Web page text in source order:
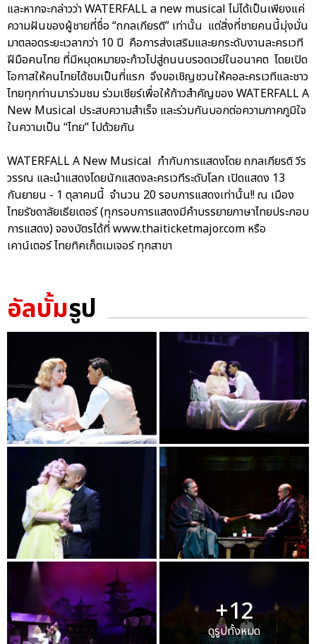
และหากจะกล่าวว่า WATERFALL a new musical ไม่ได้เป็นเพียงแค่
ความฝันของผู้ชายที่ชื่อ “ถกลเกียรติ” เท่านั้น แต่สิ่งที่ชายคนนี้มุ่งมั่น
มาตลอดระยะเวลากว่า 10 ปี คือการส่งเสริมและยกระดับงานละครเวที
ฝีมือคนไทย ที่มีหมุดหมายจะก้าวไปสู่ถนนบรอดเวย์ในอนาคต โดยเปิด
โอกาสให้คนไทยได้ชมเป็นที่แรก จึงขอเชิญชวนให้คอละครเวทีและชาว
ไทยทุกท่านมาร่วมชม ร่วมเชียร์เพื่อให้ก้าวสำคัญของ WATERFALL A
New Musical ประสบความสำเร็จ และร่วมกันบอกต่อความภาคภูมิใจ
ในความเป็น “ไทย” ไปด้วยกัน
WATERFALL A New Musical กำกับการแสดงโดย ถกลเกียรติ วีร
วรรณ และนำแสดงโดยนักแสดงละครเวทีระดับโลก เปิดแสดง 13
กันยายน - 1 ตุลาคมนี้ จำนวน 20 รอบการแสดงเท่านั้น!! ณ เมือง
ไทยรัชดาลัยเธียเตอร์ (ทุกรอบการแสดงมีคำบรรยายภาษาไทยประกอบ
การแสดง) จองบัตรได้ที่ www.thaiticketmajor.com หรือ
เคาน์เตอร์ ไทยทิคเก็ตเมเจอร์ ทุกสาขา
อัลบั้มรูป
+12
ดูรูปทั้งหมด